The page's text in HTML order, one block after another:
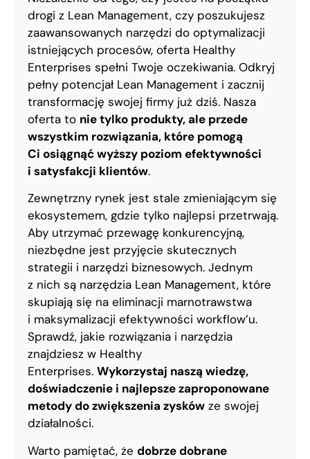
drogi z Lean Management, czy poszukujesz
zaawansowanych narzędzi do optymalizacji
istniejących procesów, oferta Healthy
Enterprises spełni Twoje oczekiwania. Odkryj
pełny potencjał Lean Management i zacznij
transformację swojej firmy już dziś. Nasza
oferta to nie tylko produkty, ale przede
wszystkim rozwiązania, które pomogą
Ci osiągnąć wyższy poziom efektywności
i satysfakcji klientów.
Zewnętrzny rynek jest stale zmieniającym się
ekosystemem, gdzie tylko najlepsi przetrwają.
Aby utrzymać przewagę konkurencyjną,
niezbędne jest przyjęcie skutecznych
strategii i narzędzi biznesowych. Jednym
z nich są narzędzia Lean Management, które
skupiają się na eliminacji marnotrawstwa
i maksymalizacji efektywności workflow’u.
Sprawdź, jakie rozwiązania i narzędzia
znajdziesz w Healthy
Enterprises. Wykorzystaj naszą wiedzę,
doświadczenie i najlepsze zaproponowane
metody do zwiększenia zysków ze swojej
działalności.
Warto pamiętać, że dobrze dobrane